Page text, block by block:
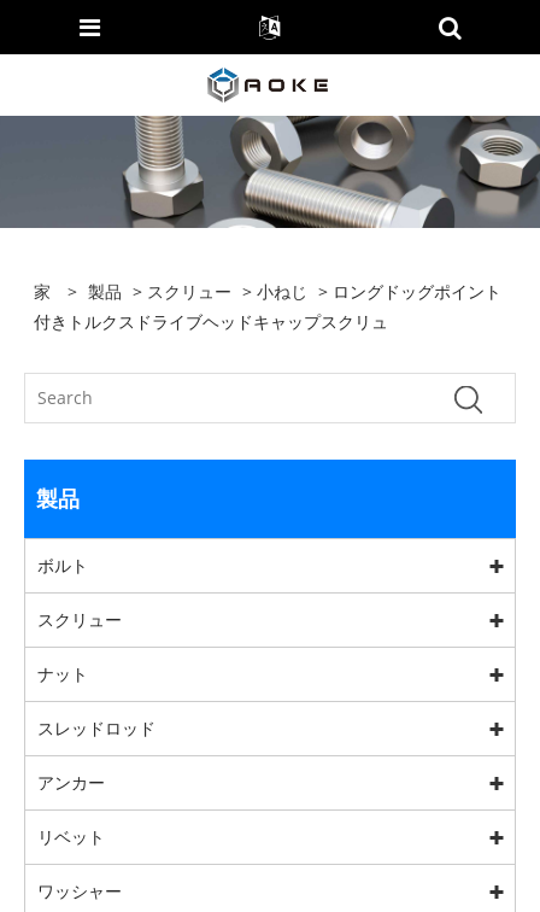
家 > 製品 > スクリュー >小ねじ > ロングドッグポイント
付きトルクスドライブヘッドキャップスクリュ
製品
ボルト
スクリュー
ナット
スレッドロッド
アンカー
リベット
ワッシャー